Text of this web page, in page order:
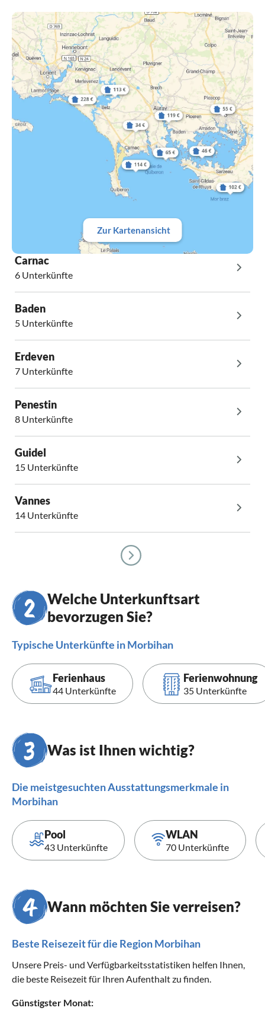
Zur Kartenansicht
Carnac
6 Unterkünfte
Baden
5 Unterkünfte
Erdeven
7 Unterkünfte
Penestin
8 Unterkünfte
Guidel
15 Unterkünfte
Vannes
14 Unterkünfte
Welche Unterkunftsart
bevorzugen Sie?
Typische Unterkünfte in Morbihan
Ferienhaus
44 Unterkünfte
Ferienwohnung
35 Unterkünfte
Was ist Ihnen wichtig?
Die meistgesuchten Ausstattungsmerkmale in
Morbihan
Pool
43 Unterkünfte
WLAN
70 Unterkünfte
Wann möchten Sie verreisen?
Beste Reisezeit für die Region Morbihan
Unsere Preis- und Verfügbarkeitsstatistiken helfen Ihnen,
die beste Reisezeit für Ihren Aufenthalt zu finden.
Günstigster Monat: